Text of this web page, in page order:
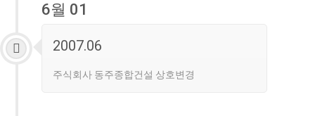
6월 01
2007.06
주식회사 동주종합건설 상호변경